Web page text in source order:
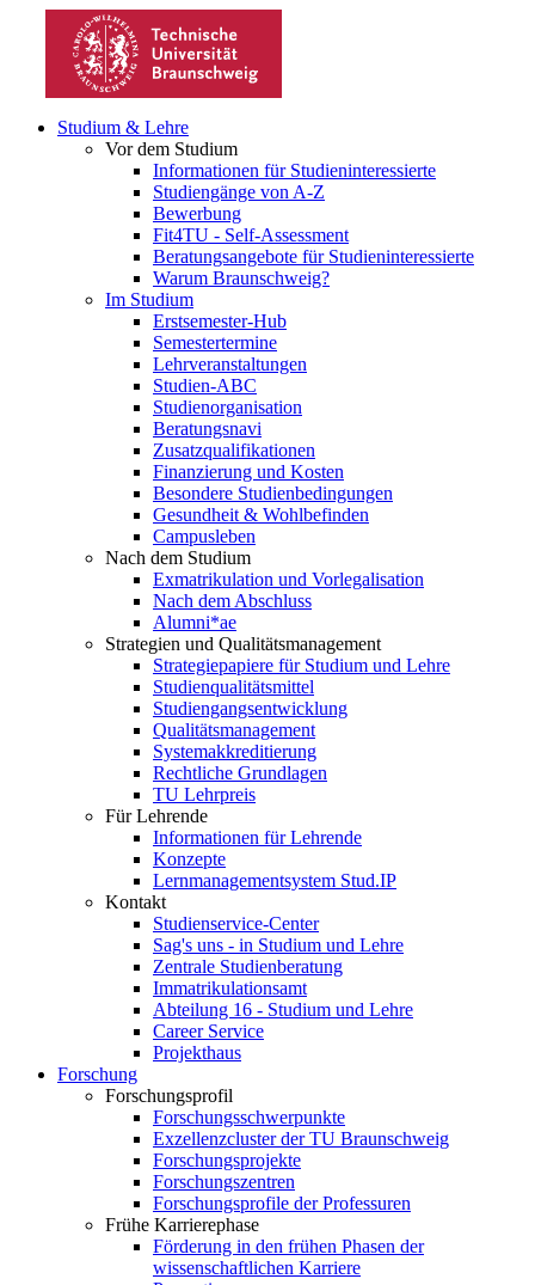
Studium & Lehre
Vor dem Studium
Informationen für Studieninteressierte
Studiengänge von A-Z
Bewerbung
Fit4TU - Self-Assessment
Beratungsangebote für Studieninteressierte
Warum Braunschweig?
Im Studium
Erstsemester-Hub
Semestertermine
Lehrveranstaltungen
Studien-ABC
Studienorganisation
Beratungsnavi
Zusatzqualifikationen
Finanzierung und Kosten
Besondere Studienbedingungen
Gesundheit & Wohlbefinden
Campusleben
Nach dem Studium
Exmatrikulation und Vorlegalisation
Nach dem Abschluss
Alumni*ae
Strategien und Qualitätsmanagement
Strategiepapiere für Studium und Lehre
Studienqualitätsmittel
Studiengangsentwicklung
Qualitätsmanagement
Systemakkreditierung
Rechtliche Grundlagen
TU Lehrpreis
Für Lehrende
Informationen für Lehrende
Konzepte
Lernmanagementsystem Stud.IP
Kontakt
Studienservice-Center
Sag's uns - in Studium und Lehre
Zentrale Studienberatung
Immatrikulationsamt
Abteilung 16 - Studium und Lehre
Career Service
Projekthaus
Forschung
Forschungsprofil
Forschungsschwerpunkte
Exzellenzcluster der TU Braunschweig
Forschungsprojekte
Forschungszentren
Forschungsprofile der Professuren
Frühe Karrierephase
Förderung in den frühen Phasen der
wissenschaftlichen Karriere